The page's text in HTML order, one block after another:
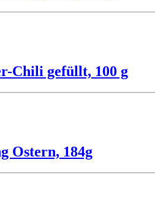
Chili gefüllt, 100 g
Ostern, 184g